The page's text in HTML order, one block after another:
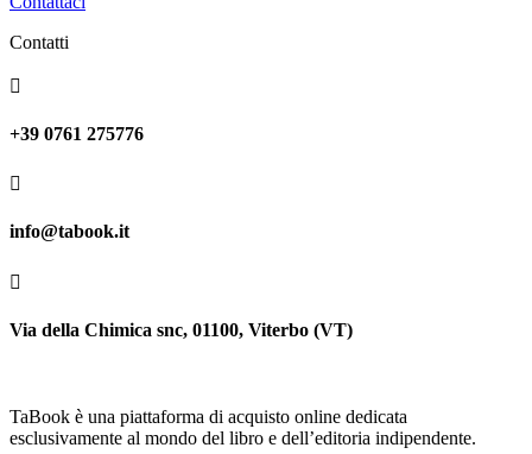
Contatti

+39 0761 275776

info@tabook.it

Via della Chimica snc, 01100, Viterbo (VT)
TaBook è una piattaforma di acquisto online dedicata
esclusivamente al mondo del libro e dell’editoria indipendente.